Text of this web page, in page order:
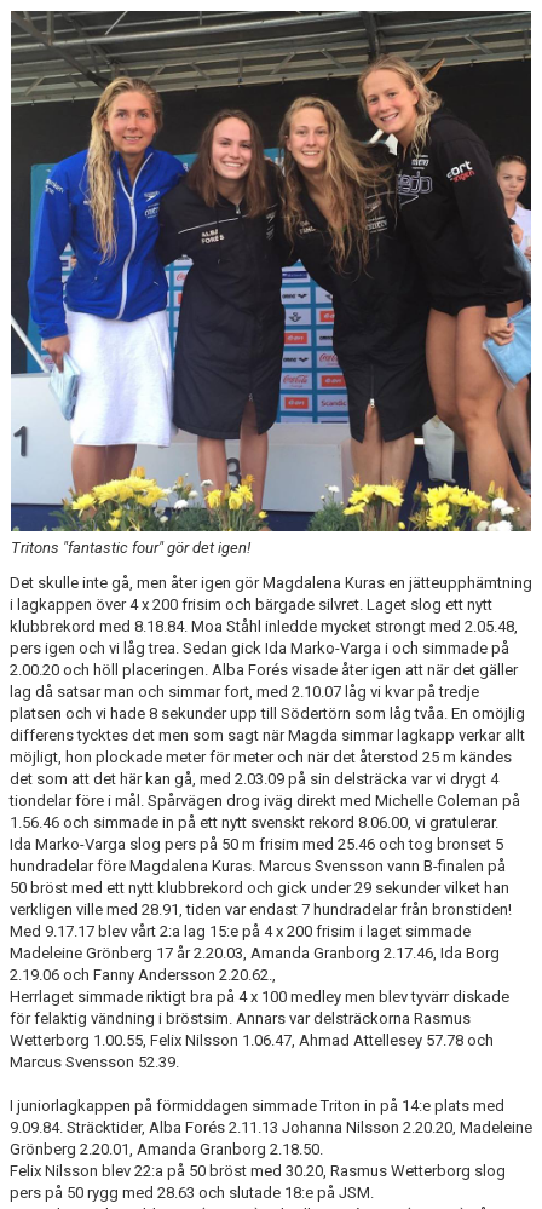
Tritons "fantastic four" gör det igen!
Det skulle inte gå, men åter igen gör Magdalena Kuras en jätteupphämtning
i lagkappen över 4 x 200 frisim och bärgade silvret. Laget slog ett nytt
klubbrekord med 8.18.84. Moa Ståhl inledde mycket strongt med 2.05.48,
pers igen och vi låg trea. Sedan gick Ida Marko-Varga i och simmade på
2.00.20 och höll placeringen. Alba Forés visade åter igen att när det gäller
lag då satsar man och simmar fort, med 2.10.07 låg vi kvar på tredje
platsen och vi hade 8 sekunder upp till Södertörn som låg tvåa. En omöjlig
differens tycktes det men som sagt när Magda simmar lagkapp verkar allt
möjligt, hon plockade meter för meter och när det återstod 25 m kändes
det som att det här kan gå, med 2.03.09 på sin delsträcka var vi drygt 4
tiondelar före i mål. Spårvägen drog iväg direkt med Michelle Coleman på
1.56.46 och simmade in på ett nytt svenskt rekord 8.06.00, vi gratulerar.
Ida Marko-Varga slog pers på 50 m frisim med 25.46 och tog bronset 5
hundradelar före Magdalena Kuras. Marcus Svensson vann B-finalen på
50 bröst med ett nytt klubbrekord och gick under 29 sekunder vilket han
verkligen ville med 28.91, tiden var endast 7 hundradelar från bronstiden!
Med 9.17.17 blev vårt 2:a lag 15:e på 4 x 200 frisim i laget simmade
Madeleine Grönberg 17 år 2.20.03, Amanda Granborg 2.17.46, Ida Borg
2.19.06 och Fanny Andersson 2.20.62.,
Herrlaget simmade riktigt bra på 4 x 100 medley men blev tyvärr diskade
för felaktig vändning i bröstsim. Annars var delsträckorna Rasmus
Wetterborg 1.00.55, Felix Nilsson 1.06.47, Ahmad Attellesey 57.78 och
Marcus Svensson 52.39.
I juniorlagkappen på förmiddagen simmade Triton in på 14:e plats med
9.09.84. Sträcktider, Alba Forés 2.11.13 Johanna Nilsson 2.20.20, Madeleine
Grönberg 2.20.01, Amanda Granborg 2.18.50.
Felix Nilsson blev 22:a på 50 bröst med 30.20, Rasmus Wetterborg slog
pers på 50 rygg med 28.63 och slutade 18:e på JSM.